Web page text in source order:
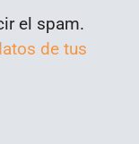
el spam.
de tus